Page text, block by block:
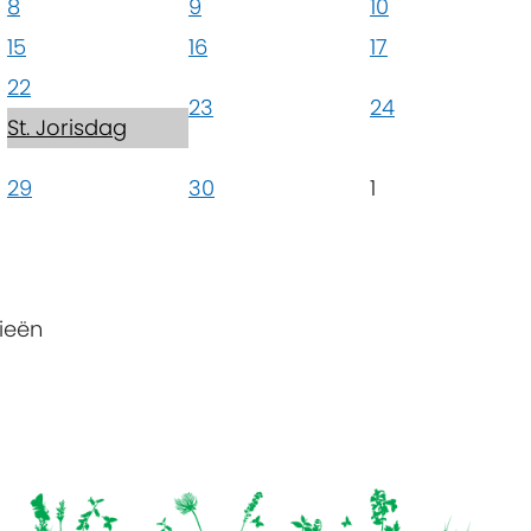
8 9
10
15
16
17
22
St. Jorisdag
23 24
29 30 1